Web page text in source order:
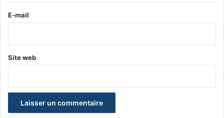
e
E-mail
Site web